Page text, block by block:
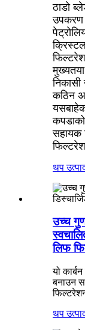
ठाडो
उपकरण
कठिन
सहायक
थप
उच्च
लिफ
यो
बनाउन
थप